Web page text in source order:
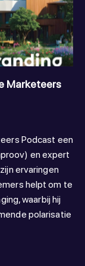
Marketeers
Podcast een
en expert
ervaringen
helpt om te
waarbij hij
polarisatie